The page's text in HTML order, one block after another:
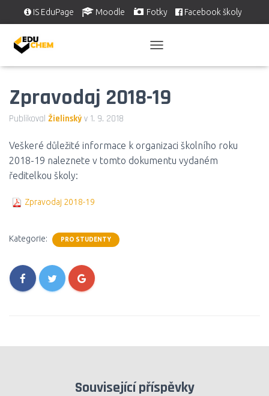
IS EduPage Moodle Fotky Facebook školy
Ř
P
N
N
A
Zpravodaj 2018-19
Publikoval Žielinský v 1. 9. 2018
Veškeré důležité informace k organizaci školního roku
2018-19 naleznete v tomto dokumentu vydaném
ředitelkou školy:
Zpravodaj 2018-19
Kategorie: PRO STUDENTY
Související příspěvky